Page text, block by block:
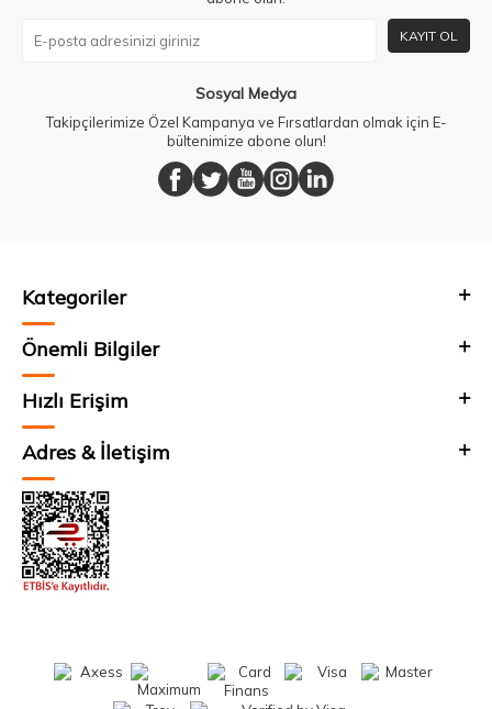
KAYIT OL
Sosyal Medya
Takipçilerimize Özel Kampanya ve Fırsatlardan olmak için E-
bültenimize abone olun!
Kategoriler
Önemli Bilgiler
Hızlı Erişim
Adres & İletişim